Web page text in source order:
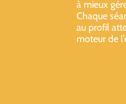
à mieux
Chaque
au profil
moteur de